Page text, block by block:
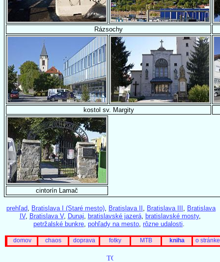
Rázsochy
kostol sv. Margity
cintorín Lamač
prehľad, Bratislava I (Staré mesto), Bratislava II , Bratislava III , Bratislava
IV, Bratislava V, Dunaj, bratislavské jazerá, bratislavské mosty,
petržalské bunkre, pohľady na mesto, rôzne udalosti.
domov chaos doprava fotky MTB kniha o stránke